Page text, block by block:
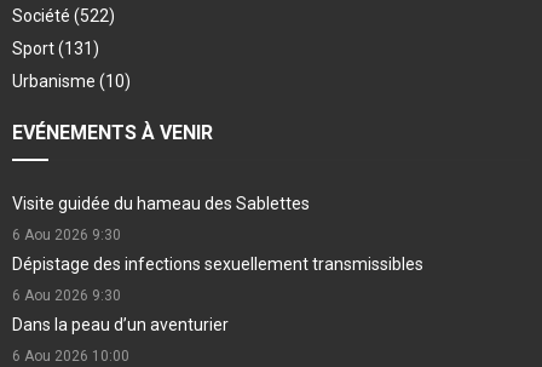
Société (522)
Sport(131)
Urbanisme (10)
EVÉNEMENTS À VENIR
Visite guidée du hameau des Sablettes
6 Aou 2026 9:30
Dépistage des infections sexuellement transmissibles
6 Aou 2026 9:30
Dans la peau d’un aventurier
6 Aou 2026 10:00